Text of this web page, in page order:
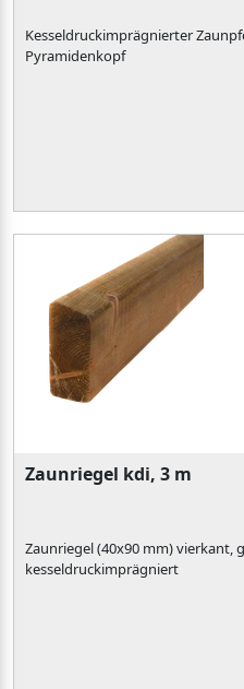
Kesseldruckimprägnierter
Pyramidenkopf
Zaunriegel kdi, 3 m
Zaunriegel (40x90 mm) vierkant,
kesseldruckimprägniert